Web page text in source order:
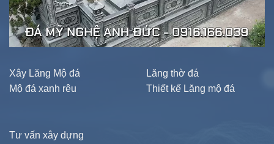
Xây Lăng Mộ đá
Mộ đá xanh rêu
Lăng thờ đá
Thiết kế Lăng mộ đá
Tư vấn xây dựng